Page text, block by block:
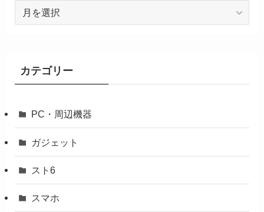
カテゴリー
PC・周辺機器
ガジェット
スト6
スマホ